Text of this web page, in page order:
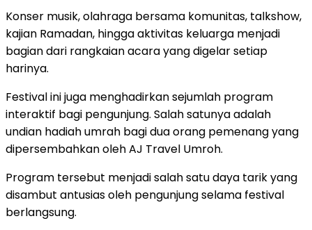
Konser musik,olahraga bersama komunitas, talkshow,
kajian Ramadan, hinggaaktivitas keluarga menjadi
bagiandari rangkaianacarayangdigelarsetiap
harinya.
Festivalinijuga menghadirkansejumlah program
interaktif bagi pengunjung. Salahsatunyaadalah
undian hadiahumrah bagiduaorang pemenangyang
dipersembahkanolehAJ Travel Umroh.
Program tersebut menjadisalahsatudaya tarikyang
disambut antusiasoleh pengunjungselama festival
berlangsung.